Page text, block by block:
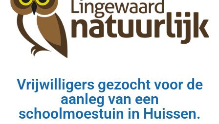
Vrijwilligers gezocht voor de
aanleg van een
schoolmoestuin in Huissen.